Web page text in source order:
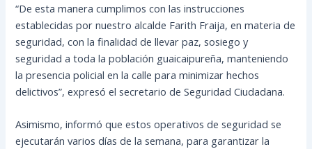
“De esta manera cumplimos con las instrucciones
establecidas por nuestro alcalde Farith Fraija, en materia de
seguridad, con la finalidad de llevar paz, sosiego y
seguridad a toda la población guaicaipureña, manteniendo
la presencia policial en la calle para minimizar hechos
delictivos”, expresó el secretario de Seguridad Ciudadana.
Asimismo, informó que estos operativos de seguridad se
ejecutarán varios días de la semana, para garantizar la